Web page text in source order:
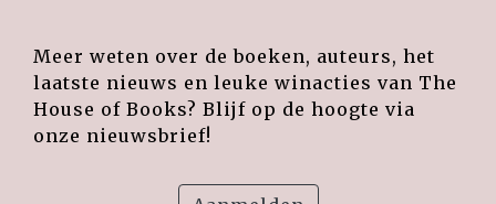
Meer weten over de boeken, auteurs, het
laatste nieuws en leuke winacties van The
House of Books? Blijf op de hoogte via
onze nieuwsbrief!